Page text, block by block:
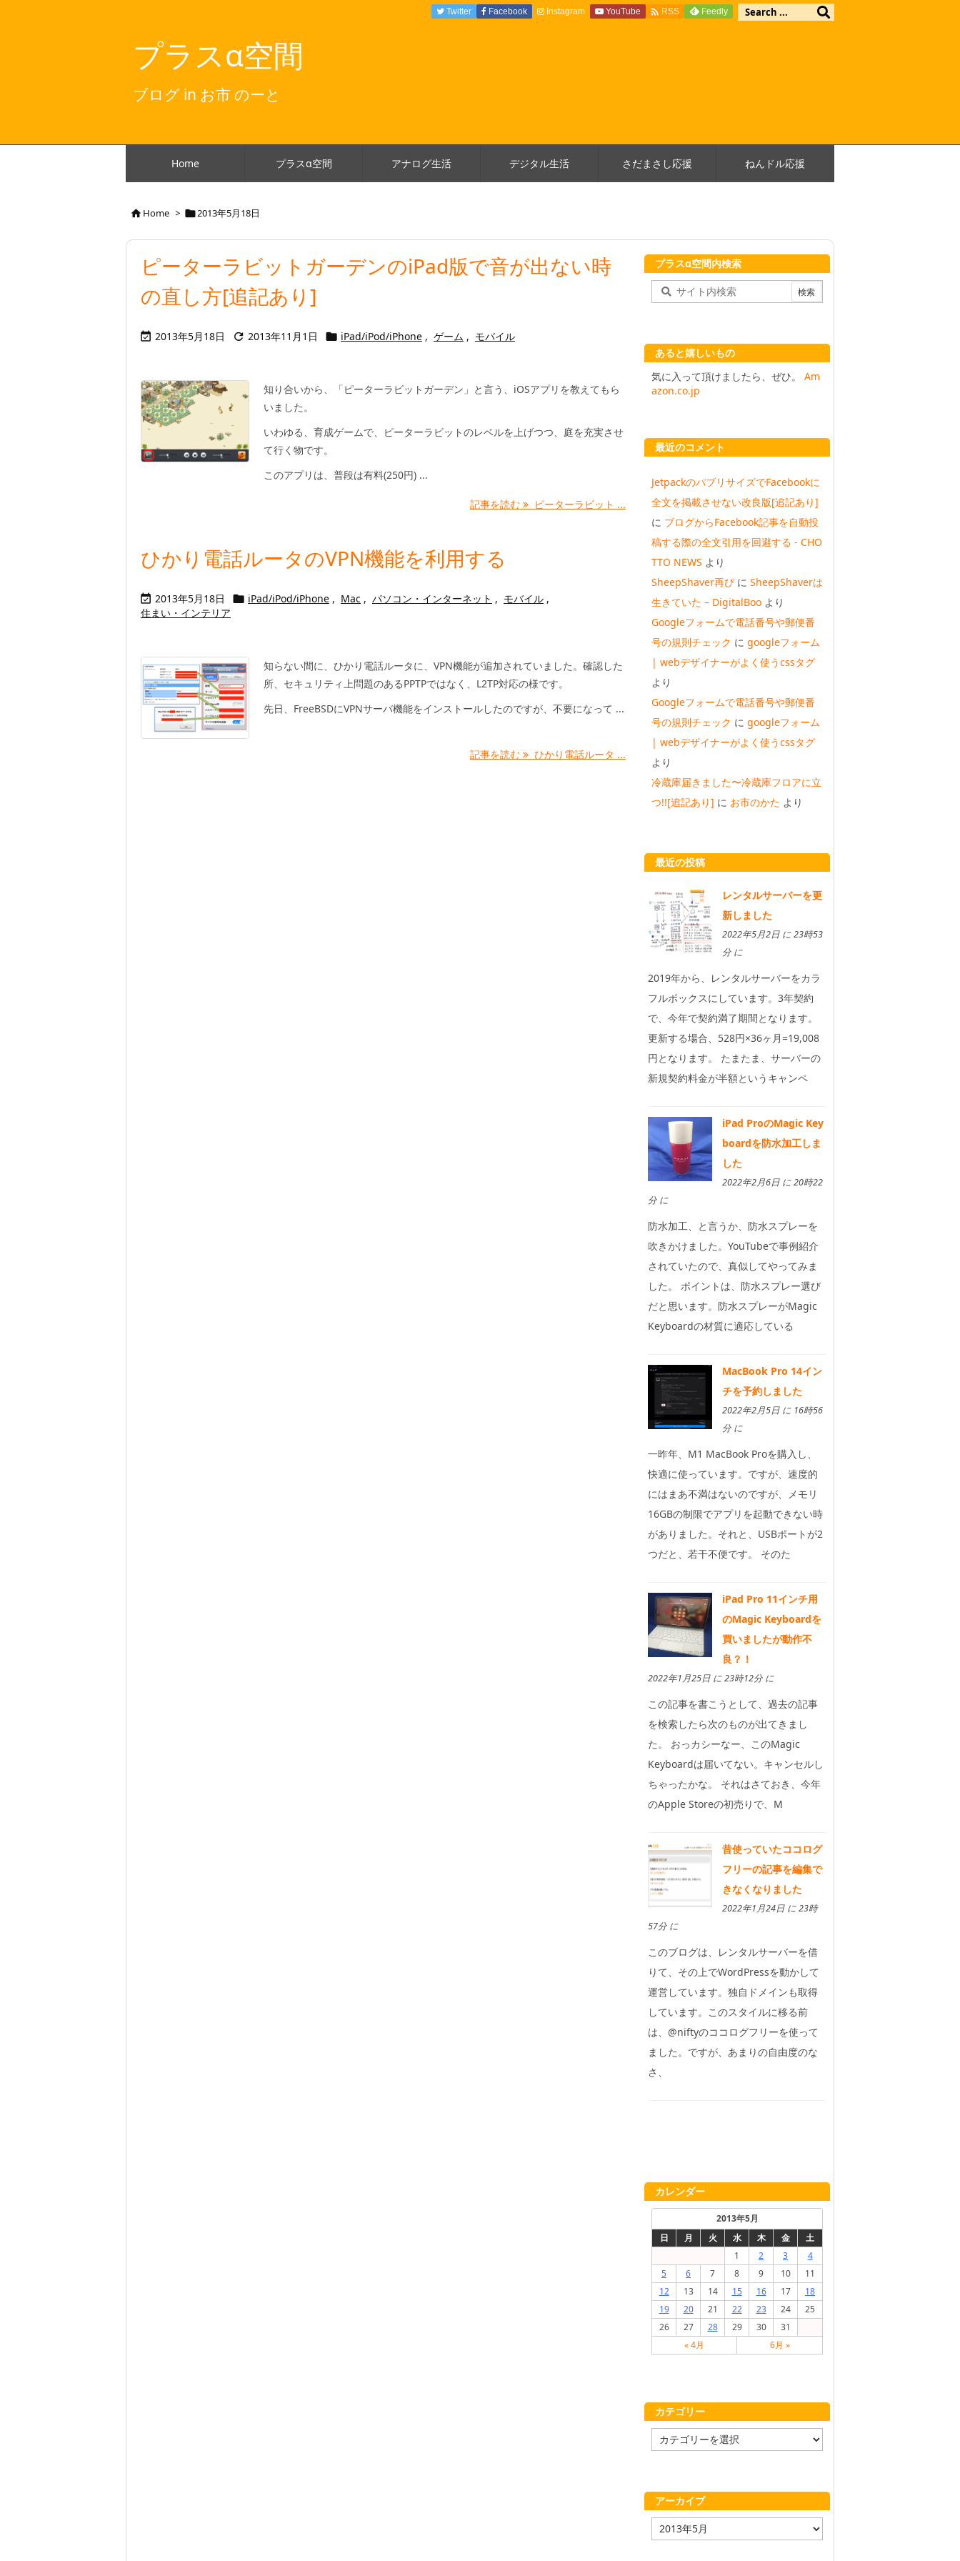
プラスα空間
ブログ in お市 のーと
Home プラスα空間 アナログ生活 デジタル生活 さだまさし応援 ねんドル応援
Twitter Facebook Instagram YouTube  RSS Feedly
Home > 2013年5月18日
ピーターラビットガーデンのiPad版で音が出ない時
の直し方[追記あり]
 2013年5月18日  2013年11月1日  iPad/iPod/iPhone , ゲーム , モバイル
知り合いから、「ピーターラビットガーデン」と言う、iOSアプリを教えてもら
いました。
いわゆる、育成ゲームで、ピーターラビットのレベルを上げつつ、庭を充実させ
て行く物です。
このアプリは、普段は有料(250円) ...
記事を読む ピーターラビット ...
ひかり電話ルータのVPN機能を利用する
 2013年5月18日  iPad/iPod/iPhone , Mac , パソコン・インターネット , モバイル ,
住まい・インテリア
知らない間に、ひかり電話ルータに、VPN機能が追加されていました。確認した
所、セキュリティ上問題のあるPPTPではなく、L2TP対応の様です。
先日、FreeBSDにVPNサーバ機能をインストールしたのですが、不要になって ...
記事を読む ひかり電話ルータ ...
プラスα空間内検索
あると嬉しいもの
気に入って頂けましたら、ぜひ。 Am
azon.co.jp
最近のコメント
JetpackのパブリサイズでFacebookに
全文を掲載させない改良版[追記あり]
に ブログからFacebook記事を自動投
稿する際の全文引用を回避する - CHO
TTO NEWS より
SheepShaver再び に SheepShaverは
生きていた – DigitalBoo より
Googleフォームで電話番号や郵便番
号の規則チェック に googleフォーム
| webデザイナーがよく使うcssタグ
より
Googleフォームで電話番号や郵便番
号の規則チェック に googleフォーム
| webデザイナーがよく使うcssタグ
より
冷蔵庫届きました〜冷蔵庫フロアに立
つ!![追記あり] に お市のかた より
最近の投稿
レンタルサーバーを更
新しました
2022年5月2日 に 23時53
分 に
2019年から、レンタルサーバーをカラ
フルボックスにしています。3年契約
で、今年で契約満了期間となります。
更新する場合、528円×36ヶ月=19,008
円となります。 たまたま、サーバーの
新規契約料金が半額というキャンペ
iPad ProのMagic Key
boardを防水加工しま
した
2022年2月6日 に 20時22
分 に
防水加工、と言うか、防水スプレーを
吹きかけました。YouTubeで事例紹介
されていたので、真似してやってみま
した。 ポイントは、防水スプレー選び
だと思います。防水スプレーがMagic
Keyboardの材質に適応している
MacBook Pro 14イン
チを予約しました
2022年2月5日 に 16時56
分 に
一昨年、M1 MacBook Proを購入し、
快適に使っています。ですが、速度的
にはまあ不満はないのですが、メモリ
16GBの制限でアプリを起動できない時
がありました。それと、USBポートが2
つだと、若干不便です。 そのた
iPad Pro 11インチ用
のMagic Keyboardを
買いましたが動作不
良？！
2022年1月25日 に 23時12分 に
この記事を書こうとして、過去の記事
を検索したら次のものが出てきまし
た。 おっカシーなー、このMagic
Keyboardは届いてない。キャンセルし
ちゃったかな。 それはさておき、今年
のApple Storeの初売りで、M
昔使っていたココログ
フリーの記事を編集で
きなくなりました
2022年1月24日 に 23時
57分 に
このブログは、レンタルサーバーを借
りて、その上でWordPressを動かして
運営しています。独自ドメインも取得
しています。このスタイルに移る前
は、@niftyのココログフリーを使って
ました。ですが、あまりの自由度のな
さ、
カレンダー
2013年5月
日
月 火 水 木 金
土
1
2 3
4
5
6 7 8 9 10
11
12
13 14 15 16 17
18
19
20 21 22 23 24
25
26
27 28 29 30
31
« 4月
6月 »
カテゴリー
テ
ー
アーカイブ
ア
ー